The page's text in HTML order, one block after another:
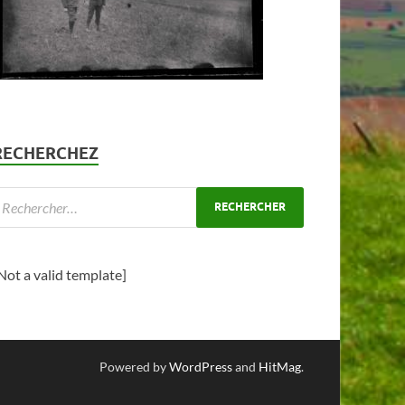
a valid template]
Powered byWordPressand HitMag.